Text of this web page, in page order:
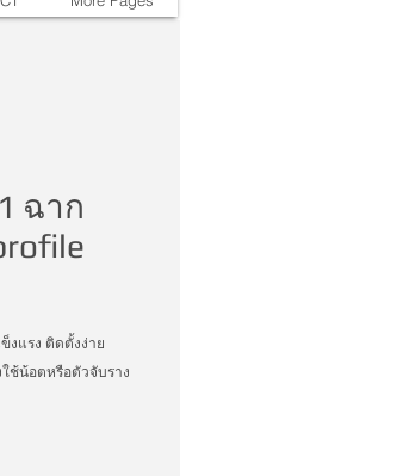
ฉาก
งแรง ติดตั้งง่าย
ช้น้อตหรือตัวจับราง